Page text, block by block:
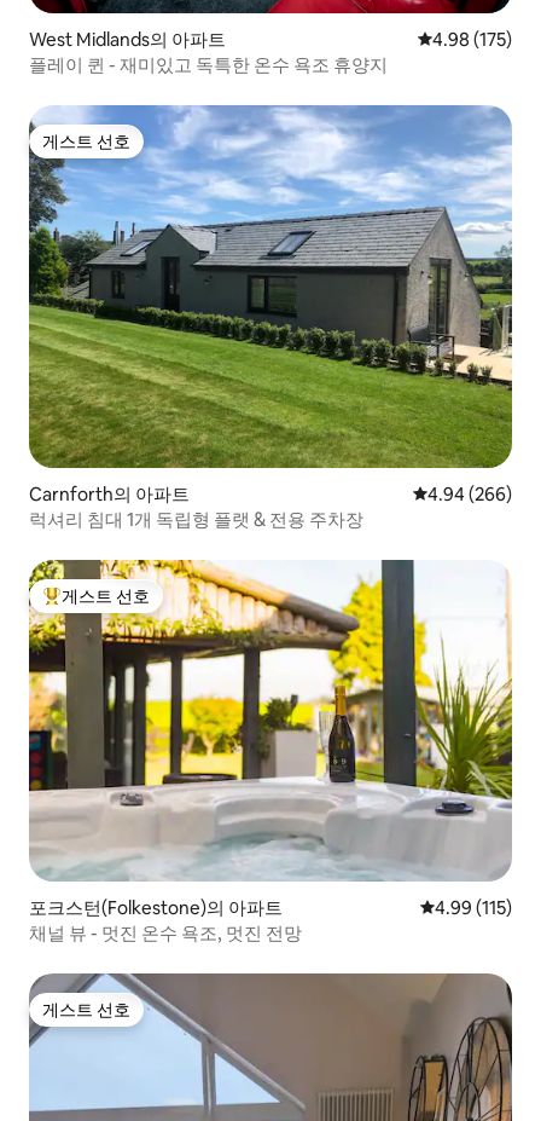
West Midlands의 아파트 평점 4.98점(5
4.98 (175)
플레이 퀸 - 재미있고 독특한 온수 욕조 휴양지
게스트 선호
게스트 선호
Carnforth의 아파트 평점 4.94점(5
4.94 (266)
럭셔리 침대 1개 독립형 플랫 & 전용 주차장
상위 게스트 선호
게스트 선호
포크스턴(Folkestone)의 아파트 평점 4.99점(5
4.99 (115)
채널 뷰 - 멋진 온수 욕조, 멋진 전망
게스트 선호
게스트 선호